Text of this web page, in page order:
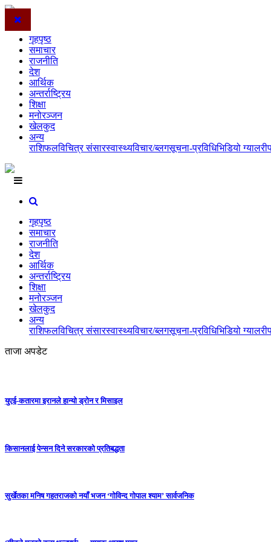
गृहपृष्ठ
समाचार
राजनीति
देश
आर्थिक
अन्तर्राष्ट्रिय
शिक्षा
मनोरञ्जन
खेलकुद
अन्य
राशिफलविचित्र संसारस्वास्थ्यविचार/ब्लगसूचना-प्रविधिभिडियो ग्यालरी
गृहपृष्ठ
समाचार
राजनीति
देश
आर्थिक
अन्तर्राष्ट्रिय
शिक्षा
मनोरञ्जन
खेलकुद
अन्य
राशिफलविचित्र संसारस्वास्थ्यविचार/ब्लगसूचना-प्रविधिभिडियो ग्यालरी
ताजा अपडेट
युएई-कतारमा इरानले हान्यो ड्रोन र मिसाइल
किसानलाई पेन्सन दिने सरकारको प्रतिबद्धता
सुर्खेतका मनिष गहतराजको नयाँ भजन ‘गोविन्द गोपाल श्याम’ सार्वजनिक